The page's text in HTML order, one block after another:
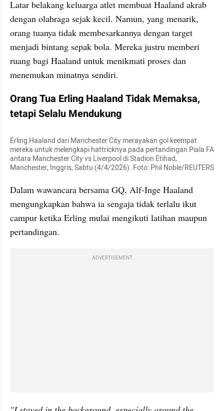
Latar belakang keluarga atlet membuat Haaland akrab
dengan olahraga sejak kecil. Namun, yang menarik,
orang tuanya tidak membesarkannya dengan target
menjadi bintang sepak bola. Mereka justru memberi
ruang bagi Haaland untuk menikmati proses dan
menemukan minatnya sendiri.
Orang Tua Erling Haaland Tidak Memaksa,
tetapi Selalu Mendukung
Erling Haaland dari Manchester City merayakan gol keempat
mereka untuk melengkapi hattricknya pada pertandingan Piala FA
antara Manchester City vs Liverpool di Stadion Etihad,
Manchester, Inggris, Sabtu (4/4/2026). Foto: Phil Noble/REUTERS
Dalam wawancara bersama GQ, Alf-Inge Haaland
mengungkapkan bahwa ia sengaja tidak terlalu ikut
campur ketika Erling mulai mengikuti latihan maupun
pertandingan.
ADVERTISEMENT